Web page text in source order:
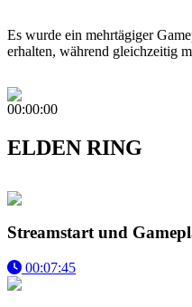
Es wurde ein mehrtägiger
erhalten, während gleichzeitig
00:00:00
ELDEN RING
Streamstart und
00:07:45